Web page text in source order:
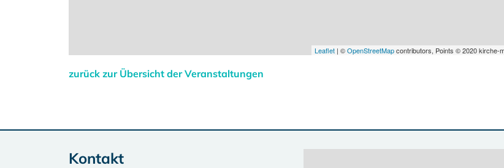
Leaflet| ©OpenStreetMapcontributors, Points © 2020 kirche-
zurück zur Übersicht der Veranstaltungen
Kontakt